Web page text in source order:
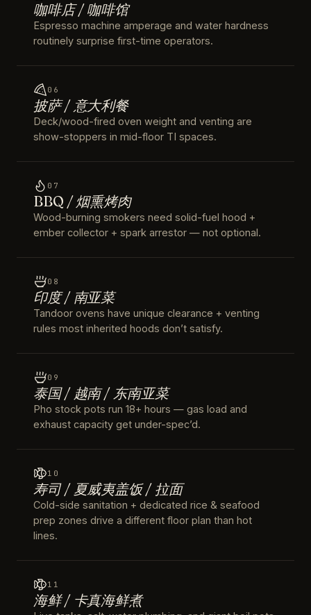
咖啡店 / 咖啡馆
Espresso machine amperage and water hardness
routinely surprise first-time operators.
06
披萨 / 意大利餐
Deck/wood-fired oven weight and venting are
show-stoppers in mid-floor TI spaces.
07
BBQ / 烟熏烤肉
Wood-burning smokers need solid-fuel hood +
ember collector + spark arrestor — not optional.
08
印度 / 南亚菜
Tandoor ovens have unique clearance + venting
rules most inherited hoods don’t satisfy.
09
泰国 / 越南 / 东南亚菜
Pho stock pots run 18+ hours — gas load and
exhaust capacity get under-spec’d.
10
寿司 / 夏威夷盖饭 / 拉面
Cold-side sanitation + dedicated rice & seafood
prep zones drive a different floor plan than hot
lines.
11
海鲜 / 卡真海鲜煮